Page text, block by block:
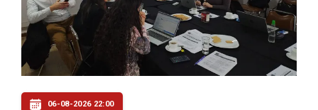
06-08-2026 22:00